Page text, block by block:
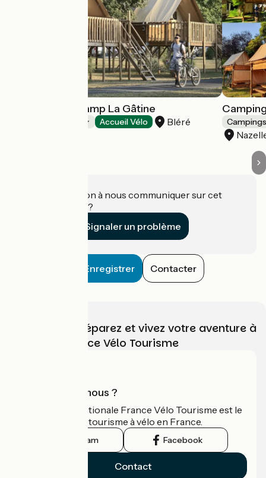
Camping onlycamp La Gâtine
Accueil Vélo Bléré
Une information à nous communiquer sur cet
établissement ?
Signaler un problème
Enregistrer Contacter
Choisissez, préparez et vivez votre aventure à
vélo avec France Vélo Tourisme
Qui sommes-nous ?
L'association nationale France Vélo Tourisme est le
guide officiel du tourisme à vélo en France.
Instagram Facebook
Contact